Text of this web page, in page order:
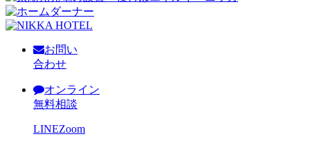
お問い
合わせ
オンライン
無料相談
LINEZoom